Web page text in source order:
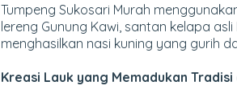
Tumpeng Sukosari Murah
lereng Gunung Kawi, santan kelapa
menghasilkan nasi kuning yang gurih
Kreasi Lauk yang Memadukan Tradisi